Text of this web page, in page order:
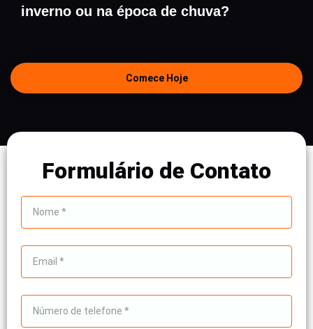
inverno ou na época de chuva?
Comece Hoje
Formulário de Contato